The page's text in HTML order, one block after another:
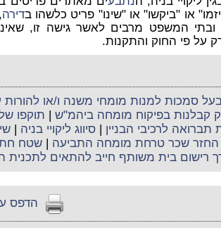
או "ביקשו" או "שינו" פריט כלשהו בדירה
ובתי המשפט מרבים לאשר גישה זו,
על פי החוק והתקנות.
סמכות למנות מומחי משנה ו/או
קבלנות בפיקוח מומחה ביהמ"ש | תוקפו
תברואה לרכיבי הבניין | סיווג ליקויי בניה |
החזר שכר טרחת מומחה התביעה | שטח
רישום בית משותף חייב להתאים לתכנית
הדפס